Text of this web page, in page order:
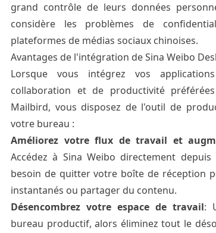
grand contrôle de leurs données
considère les problèmes de
plateformes de médias sociaux chinoises.
Avantages de l'intégration de Sina Weibo
Lorsque vous intégrez vos
collaboration et de productivité
Mailbird, vous disposez de l'outil de
votre bureau :
Améliorez votre flux de travail et
Accédez à Sina Weibo directement
besoin de quitter votre boîte de réception
instantanés ou partager du contenu.
Désencombrez votre espace de travail:
bureau productif, alors éliminez tout le